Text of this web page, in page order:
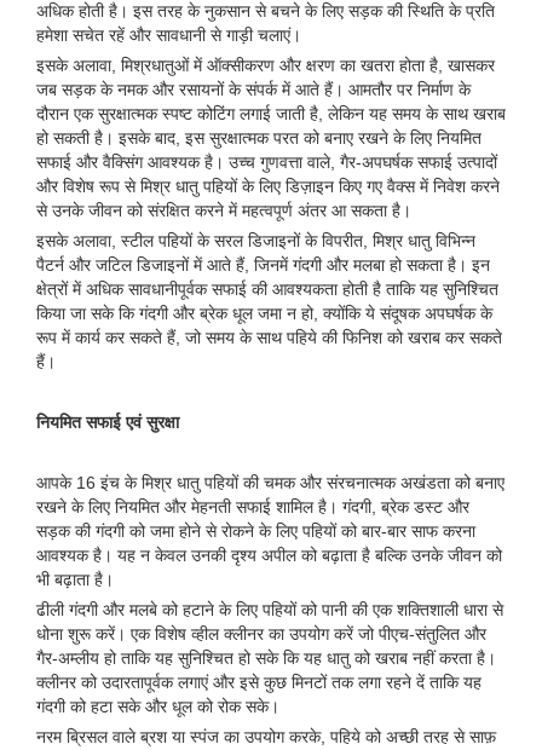
अधिक होती है। इस तरह के नुकसान से बचने के लिए सड़क की स्थिति के प्रति
हमेशा सचेत रहें और सावधानी से गाड़ी चलाएं।
इसके अलावा, मिश्रधातुओं में ऑक्सीकरण और क्षरण का खतरा होता है, खासकर
जब सड़क के नमक और रसायनों के संपर्क में आते हैं। आमतौर पर निर्माण के
दौरान एक सुरक्षात्मक स्पष्ट कोटिंग लगाई जाती है, लेकिन यह समय के साथ खराब
हो सकती है। इसके बाद, इस सुरक्षात्मक परत को बनाए रखने के लिए नियमित
सफाई और वैक्सिंग आवश्यक है। उच्च गुणवत्ता वाले, गैर-अपघर्षक सफाई उत्पादों
और विशेष रूप से मिश्र धातु पहियों के लिए डिज़ाइन किए गए वैक्स में निवेश करने
से उनके जीवन को संरक्षित करने में महत्वपूर्ण अंतर आ सकता है।
इसके अलावा, स्टील पहियों के सरल डिजाइनों के विपरीत, मिश्र धातु विभिन्न
पैटर्न और जटिल डिजाइनों में आते हैं, जिनमें गंदगी और मलबा हो सकता है। इन
क्षेत्रों में अधिक सावधानीपूर्वक सफाई की आवश्यकता होती है ताकि यह सुनिश्चित
किया जा सके कि गंदगी और ब्रेक धूल जमा न हो, क्योंकि ये संदूषक अपघर्षक के
रूप में कार्य कर सकते हैं, जो समय के साथ पहिये की फिनिश को खराब कर सकते
हैं।
नियमित सफाई एवं सुरक्षा
आपके 16 इंच के मिश्र धातु पहियों की चमक और संरचनात्मक अखंडता को बनाए
रखने के लिए नियमित और मेहनती सफाई शामिल है। गंदगी, ब्रेक डस्ट और
सड़क की गंदगी को जमा होने से रोकने के लिए पहियों को बार-बार साफ करना
आवश्यक है। यह न केवल उनकी दृश्य अपील को बढ़ाता है बल्कि उनके जीवन को
भी बढ़ाता है।
ढीली गंदगी और मलबे को हटाने के लिए पहियों को पानी की एक शक्तिशाली धारा से
धोना शुरू करें। एक विशेष व्हील क्लीनर का उपयोग करें जो पीएच-संतुलित और
गैर-अम्लीय हो ताकि यह सुनिश्चित हो सके कि यह धातु को खराब नहीं करता है।
क्लीनर को उदारतापूर्वक लगाएं और इसे कुछ मिनटों तक लगा रहने दें ताकि यह
गंदगी को हटा सके और धूल को रोक सके।
नरम ब्रिसल वाले ब्रश या स्पंज का उपयोग करके, पहिये को अच्छी तरह से साफ़